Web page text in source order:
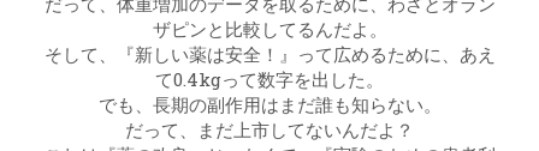
ザピンと比較してるんだよ。
そして、『新しい薬は安全！』って広めるために、あえ
て0.4kgって数字を出した。
でも、長期の副作用はまだ誰も知らない。
だって、まだ上市してないんだよ？